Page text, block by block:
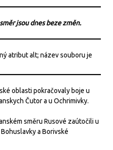
jsou dnes beze změn.
oblasti pokračovaly boje u
Čutor a u Ochrimivky.
směru Rusové zaútočili u
a Borivské